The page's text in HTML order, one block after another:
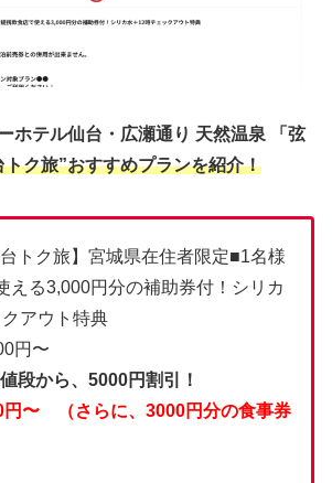
ホテル仙台・広瀬通り 天然温泉 「弦
トク旅”おすすめプランを紹介！
トク旅】宮城県在住者限定■1名様
える3,000円分の補助券付！シリカ
アウト特典
円〜
から、5000円割引！
円〜 （さらに、3000円分の食事券